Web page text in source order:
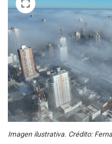
Imagen ilustrativa. Crédito: